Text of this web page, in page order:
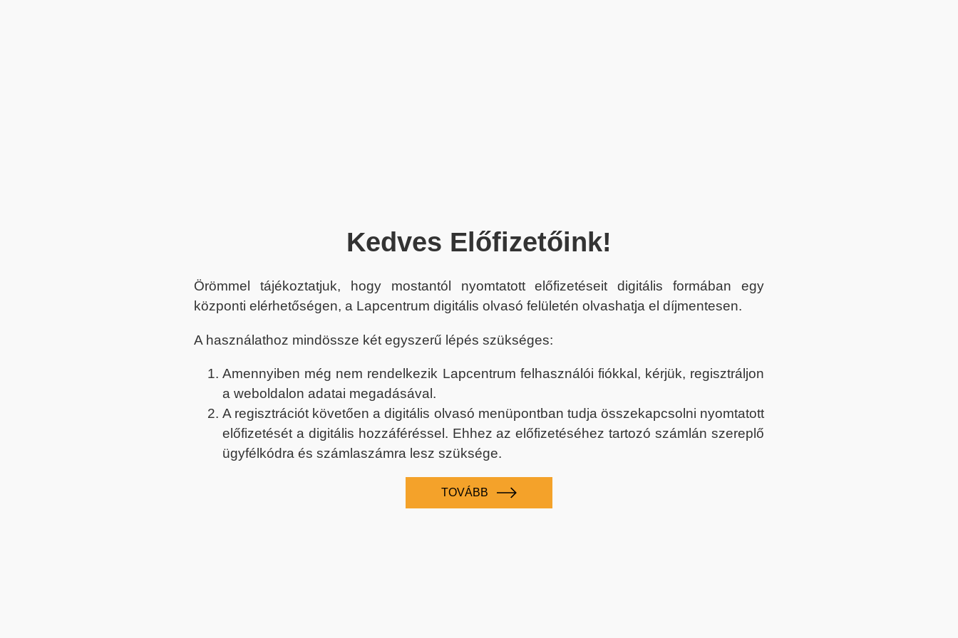
Kedves Előfizetőink!
Örömmel tájékoztatjuk, hogy mostantól nyomtatott előfizetéseit digitális formában egy
központi elérhetőségen, a Lapcentrum digitális olvasó felületén olvashatja el díjmentesen.
A használathoz mindössze két egyszerű lépés szükséges:
Amennyiben még nem rendelkezik Lapcentrum felhasználói fiókkal, kérjük, regisztráljon
a weboldalon adatai megadásával.
A regisztrációt követően a digitális olvasó menüpontban tudja összekapcsolni nyomtatott
előfizetését a digitális hozzáféréssel. Ehhez az előfizetéséhez tartozó számlán szereplő
ügyfélkódra és számlaszámra lesz szüksége.
TOVÁBB